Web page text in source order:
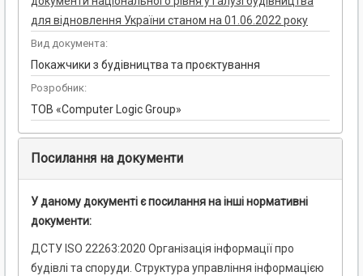
для відновлення України станом на 01.06.2022 року
Вид документа:
Покажчики з будівництва та проєктування
Розробник:
ТОВ «Computer Logic Group»
Посилання на документи
У даному документі є посилання на інші нормативні
документи:
ДСТУ ISO 22263:2020 Організація інформації про
будівлі та споруди. Структура управління інформацією